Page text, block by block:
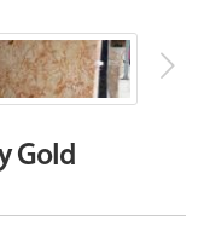
Gold